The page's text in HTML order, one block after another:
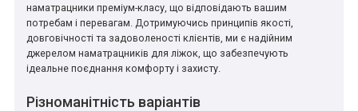
наматрацники преміум-класу, що відповідають вашим
потребам і перевагам. Дотримуючись принципів якості,
довговічності та задоволеності клієнтів, ми є надійним
джерелом наматрацників для ліжок, що забезпечують
ідеальне поєднання комфорту і захисту.
Різноманітність варіантів